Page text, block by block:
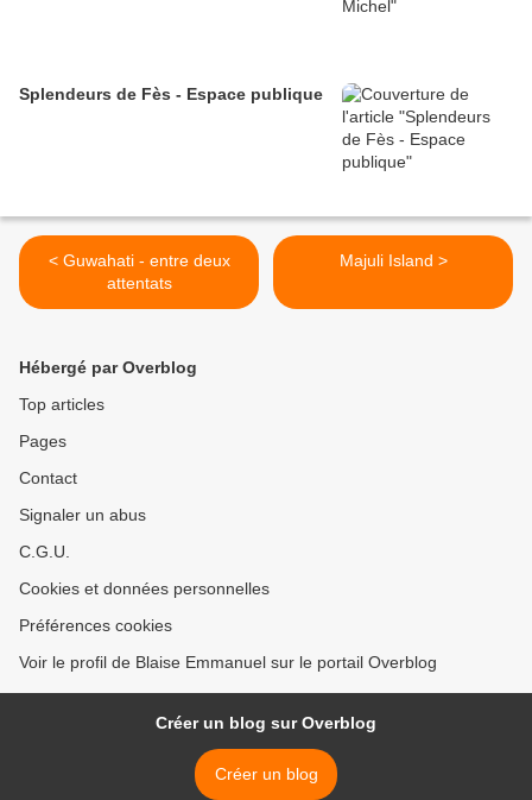
Splendeurs de Fès - Espace publique
< Guwahati - entre deux
attentats
Majuli Island >
Hébergé par Overblog
Top articles
Pages
Contact
Signaler un abus
C.G.U.
Cookies et données personnelles
Préférences cookies
Voir le profil de Blaise Emmanuel sur le portail Overblog
Créer un blog sur Overblog
Créer un blog